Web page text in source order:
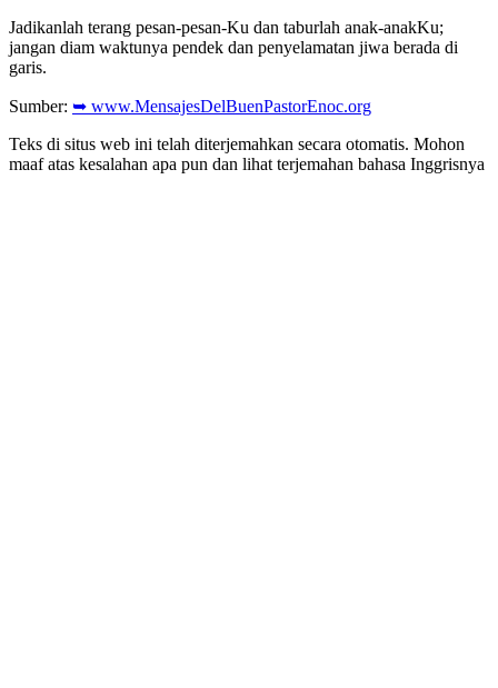
Jadikanlah terang pesan-pesan-Ku dan taburlah anak-anakKu;
jangan diam waktunya pendek dan penyelamatan jiwa berada di
garis.
Sumber: ➥ www.MensajesDelBuenPastorEnoc.org
Teks di situs web ini telah diterjemahkan secara otomatis. Mohon
maaf atas kesalahan apa pun dan lihat terjemahan bahasa Inggrisnya